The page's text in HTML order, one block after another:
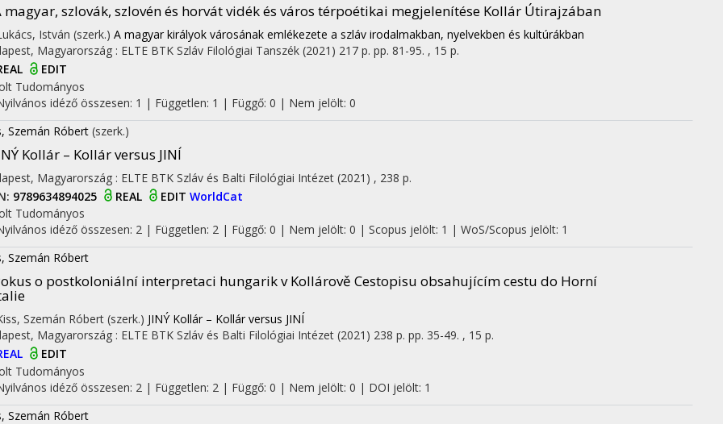
magyar, szlovák, szlovén és horvát vidék és város térpoétikai megjelenítése Kollár Útirajzában
István (szerk.) A magyar királyok városának emlékezete a szláv irodalmakban, nyelvekben és kultúrákban
Magyarország : ELTE BTK Szláv Filológiai Tanszék (2021) 217 p. pp. 81-95. , 15 p.
EDIT
Tudományos
idéző összesen: 1 | Független: 1 | Függő: 0 | Nem jelölt: 0
Szemán Róbert (szerk.)
Kollár – Kollár versus JINÍ
Magyarország : ELTE BTK Szláv és Balti Filológiai Intézet (2021) , 238 p.
9789634894025 REAL EDIT WorldCat
Tudományos
idéző összesen: 2| Független: 2 | Függő: 0 | Nem jelölt: 0 | Scopus jelölt: 1 | WoS/Scopus jelölt: 1
Szemán Róbert
o postkoloniální interpretaci hungarik v Kollárově Cestopisu obsahujícím cestu do Horní
Szemán Róbert (szerk.) JINÝ Kollár – Kollár versus JINÍ
Magyarország : ELTE BTK Szláv és Balti Filológiai Intézet (2021) 238 p. pp. 35-49. , 15 p.
EDIT
Tudományos
idéző összesen: 2| Független: 2 | Függő: 0 | Nem jelölt: 0 | DOI jelölt: 1
Szemán Róbert